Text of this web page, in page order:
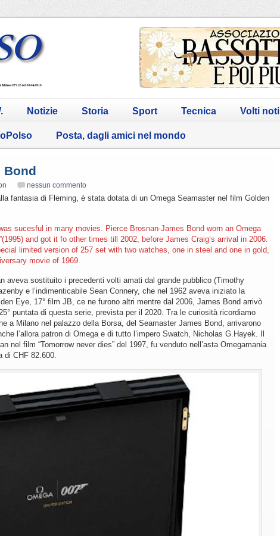
Notizie Storia Sport Tecnica Volti noti
Posta, dagli amici nel mondo
Bond
nessun commento
fantasia di Fleming, è stata dotata di un Omega Seamaster nel film Golden
sucesful in many movies. Pierce Brosnan-James Bond worn an Omega
and got it fo other times till 2002, before James Craig’s arrival in 2006.
limited version of 257 set with two watches, one in steel and one in gold,
movie of 1969.
aveva sostituito i precedenti volti amati dal grande pubblico (Timothy
e l’indimenticabile Sean Connery, che nel 1962 aveva iniziato la
Eye, 17° film JB, ce ne furono altri mentre dal 2006, James Bond arrivò
puntata di questa serie, prevista per il 2020. Tra le curiosità ricordiamo
a Milano nel palazzo della Borsa, del Seamaster James Bond, arrivarono
l’allora patron di Omega e di tutto l’impero Swatch, Nicholas G.Hayek. Il
nel film “Tomorrow never dies” del 1997, fu venduto nell’asta Omegamania
di CHF 82.600.